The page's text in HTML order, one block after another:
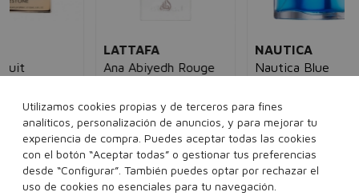
Ana Abiyedh Rouge
40,00€ 14,95€
60 ml
Añadir a la cesta
Nautica Blue
16,95€
100 ml
Añadir a la cesta
Utilizamos cookies propias y de terceros para fines
analíticos, personalización de anuncios, y para mejorar tu
experiencia de compra. Puedes aceptar todas las cookies
con el botón “Aceptar todas” o gestionar tus preferencias
desde “Configurar”. También puedes optar por rechazar el
uso de cookies no esenciales para tu navegación.